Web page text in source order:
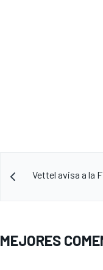
Vettel avisa a la
MEJORES